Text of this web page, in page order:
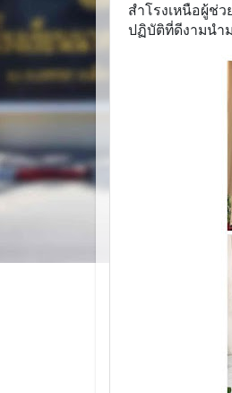
สำโรงเหนือผู้ช่
ปฏิบัติที่ดีงามนำ